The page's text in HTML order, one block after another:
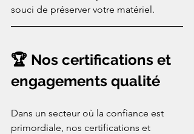
souci de préserver votre matériel.
🏆 Nos certifications et
engagements qualité
Dans un secteur où la confiance est
primordiale, nos certifications et